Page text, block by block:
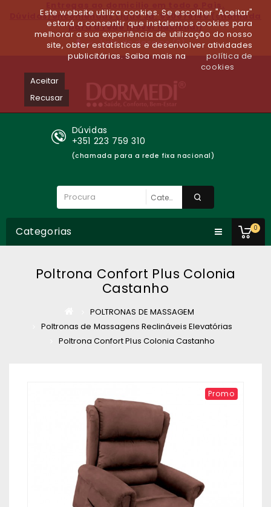
Dúvidas/encomendas Ligue Já: 930679140 (chamada
para a rede móvel nacional)
Lista de desejos (0)
0
Dúvidas
+351 223 759 310
(chamada para a rede fixa nacional)
Categorias
Poltrona Confort Plus Colonia
Castanho
POLTRONAS DE MASSAGEM
Poltronas de Massagens Reclináveis Elevatórias
Poltrona Confort Plus Colonia Castanho
Promo
Este website utiliza cookies. Se escolher "Aceitar"
estará a consentir que instalemos cookies para
melhorar a sua experiência de utilização do nosso
site, obter estatísticas e desenvolver atividades
publicitárias. Saiba mais na
política de
cookies
Aceitar
Recusar